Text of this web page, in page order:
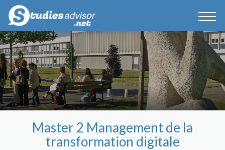
Master 2 Management de la
transformation digitale